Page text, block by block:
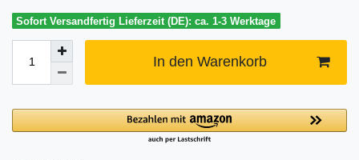
Sofort Versandfertig Lieferzeit (DE): ca. 1-3 Werktage
In den Warenkorb